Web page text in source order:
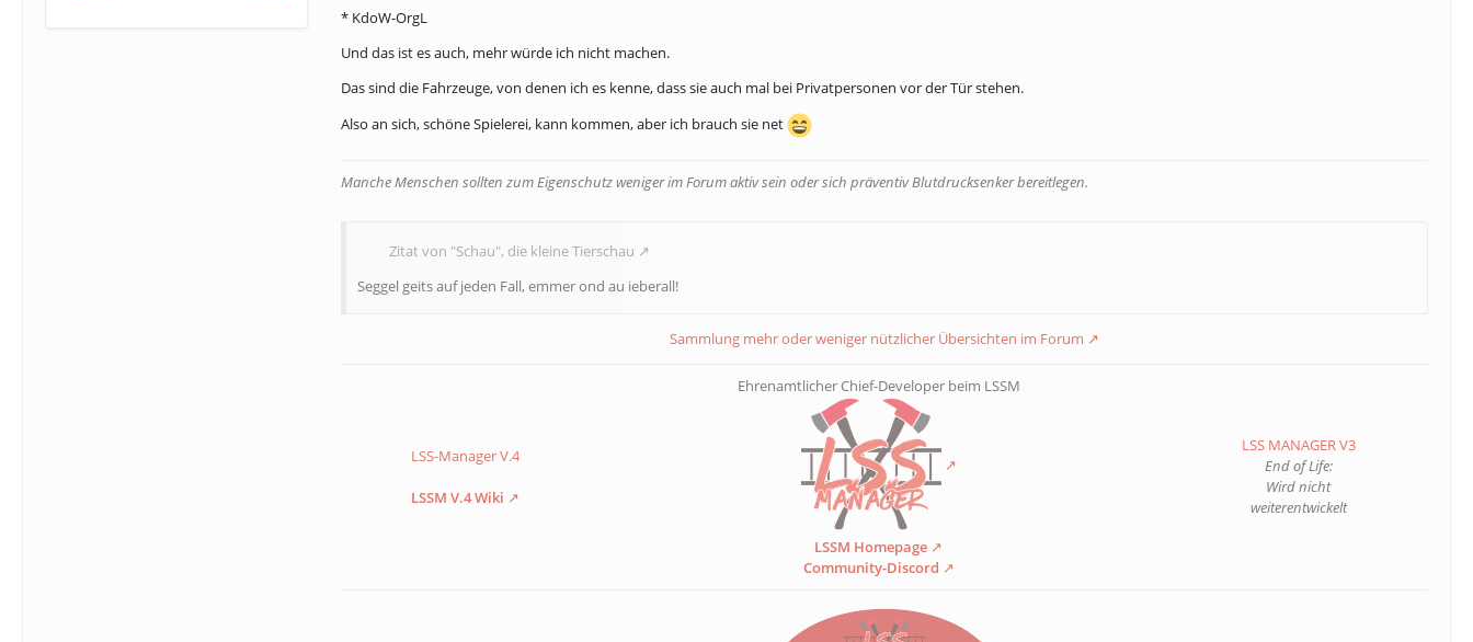
* KdoW-OrgL
Und das ist es auch, mehr würde ich nicht machen.
Das sind die Fahrzeuge, von denen ich es kenne, dass sie auch mal bei Privatpersonen vor der Tür stehen.
Also an sich, schöne Spielerei, kann kommen, aber ich brauch sie net
Manche Menschen sollten zum Eigenschutz weniger im Forum aktiv sein oder sich präventiv Blutdrucksenker bereitlegen.
Zitat von "Schau", die kleine Tierschau
Seggel geits auf jeden Fall, emmer ond au ieberall!
Sammlung mehr oder weniger nützlicher Übersichten im Forum
LSS-Manager V.4
LSSM V.4 Wiki
Ehrenamtlicher Chief-Developer beim LSSM
LSSM Homepage
Community-Discord
LSS MANAGER V3
End of Life:
Wird nicht
weiterentwickelt